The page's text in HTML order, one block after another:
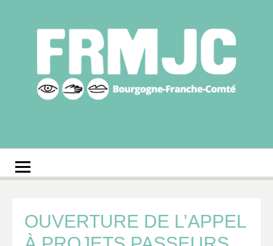
régionale des MJC
Bourgogne-Franche-
OUVERTURE DE L’APPEL